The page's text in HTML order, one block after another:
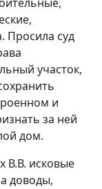
Просила суд
участок,
и
за ней
дом.
В.В. исковые
доводы,